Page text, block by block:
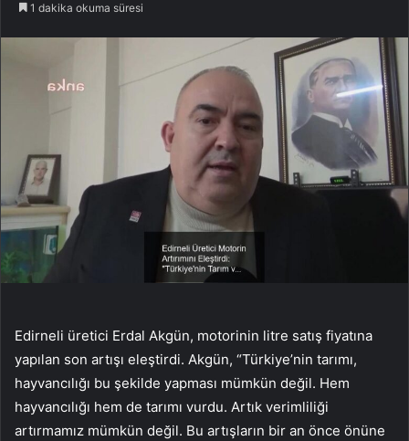
1 dakika okuma süresi
Edirneli üretici Erdal Akgün, motorinin litre satış fiyatına
yapılan son artışı eleştirdi. Akgün, “Türkiye’nin tarımı,
hayvancılığı bu şekilde yapması mümkün değil. Hem
hayvancılığı hem de tarımı vurdu. Artık verimliliği
artırmamız mümkün değil. Bu artışların bir an önce önüne